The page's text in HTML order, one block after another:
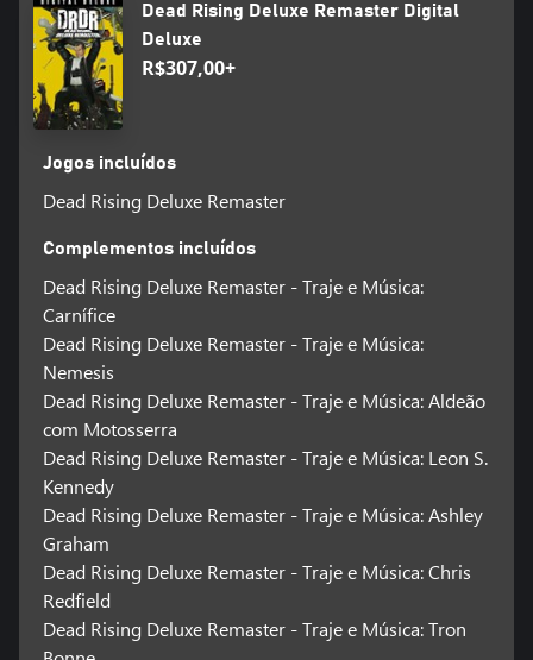
Dead Rising Deluxe Remaster Digital
Deluxe
R$307,00+
Jogos incluídos
Dead Rising Deluxe Remaster
Complementos incluídos
Dead Rising Deluxe Remaster - Traje e Música:
Carnífice
Dead Rising Deluxe Remaster - Traje e Música:
Nemesis
Dead Rising Deluxe Remaster - Traje e Música: Aldeão
com Motosserra
Dead Rising Deluxe Remaster - Traje e Música: Leon S.
Kennedy
Dead Rising Deluxe Remaster - Traje e Música: Ashley
Graham
Dead Rising Deluxe Remaster - Traje e Música: Chris
Redfield
Dead Rising Deluxe Remaster - Traje e Música: Tron